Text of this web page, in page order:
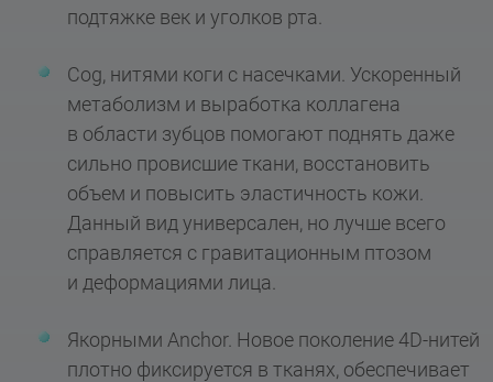
подтяжке век и уголков рта.
Cog, нитями коги с насечками. Ускоренный
метаболизм и выработка коллагена
в области зубцов помогают поднять даже
сильно провисшие ткани, восстановить
объем и повысить эластичность кожи.
Данный вид универсален, но лучше всего
справляется с гравитационным птозом
и деформациями лица.
Якорными Anchor. Новое поколение 4D-нитей
плотно фиксируется в тканях, обеспечивает